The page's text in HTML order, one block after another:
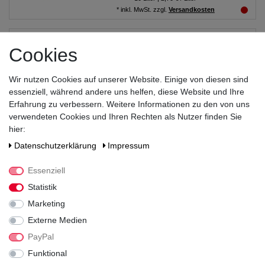
* inkl. MwSt. zzgl. Versandkosten
26,99 € *
10 Liter
| 2,70 € / Liter
Cookies
Wir nutzen Cookies auf unserer Website. Einige von diesen sind
essenziell, während andere uns helfen, diese Website und Ihre
Erfahrung zu verbessern. Weitere Informationen zu den von uns
verwendeten Cookies und Ihren Rechten als Nutzer finden Sie
hier:
Daten­schutz­erklärung
Impressum
Essenziell
Statistik
Marketing
Externe Medien
PayPal
Funktional